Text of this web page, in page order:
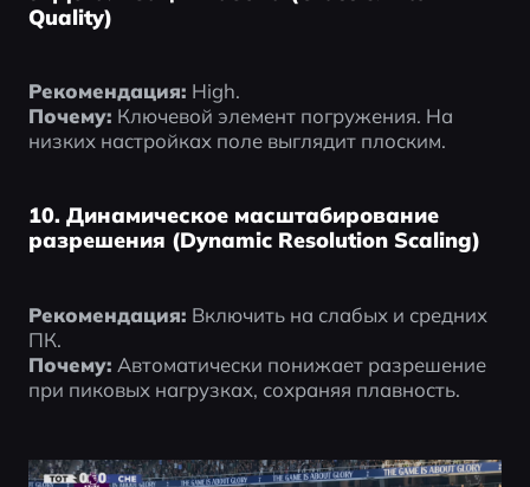
Quality)
Рекомендация: High.
Почему: Ключевой элемент погружения. На
низких настройках поле выглядит плоским.
10. Динамическое масштабирование
разрешения (Dynamic Resolution Scaling)
Рекомендация: Включить на слабых и средних
ПК.
Почему: Автоматически понижает разрешение
при пиковых нагрузках, сохраняя плавность.